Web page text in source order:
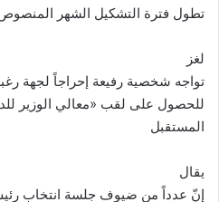
تطول فترة التشكيل الشهر
لغز
تواجه شخصية رفيعة إحراجاً لجهة
للحصول على لقب «معالي الوزير
المستقبل
يقال
إنّ عدداً من ضيوف جلسة انتخاب